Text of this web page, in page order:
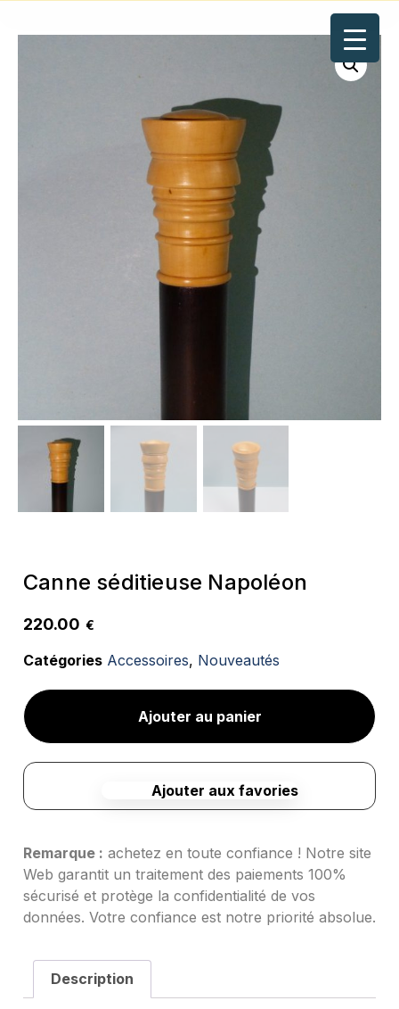
Canne séditieuse Napoléon
220.00 €
Catégories Accessoires, Nouveautés
Ajouter au panier
Ajouter aux favories
Remarque : achetez en toute confiance ! Notre site
Web garantit un traitement des paiements 100%
sécurisé et protège la confidentialité de vos
données. Votre confiance est notre priorité absolue.
Description